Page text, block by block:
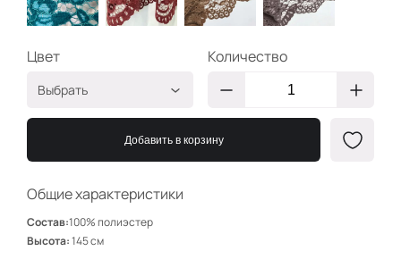
Общие характеристики
Состав:100% полиэстер
Высота:145 см
Цвет
Выбрать
Бирюза
КР3495
КР3496
Серорозовый
Количество
Добавить в корзину